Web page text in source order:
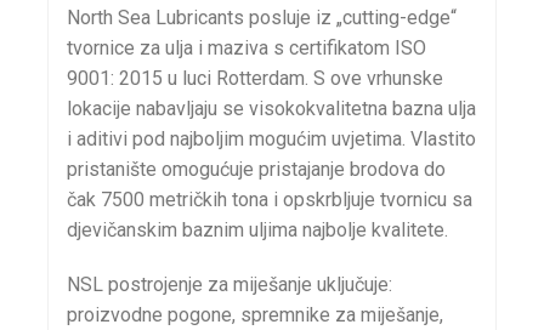
North Sea Lubricants posluje iz „cutting-edge“
tvornice za ulja i maziva s certifikatom ISO
9001: 2015 u luci Rotterdam. S ove vrhunske
lokacije nabavljaju se visokokvalitetna bazna ulja
i aditivi pod najboljim mogućim uvjetima. Vlastito
pristanište omogućuje pristajanje brodova do
čak 7500 metričkih tona i opskrbljuje tvornicu sa
djevičanskim baznim uljima najbolje kvalitete.
NSL postrojenje za miješanje uključuje:
proizvodne pogone, spremnike za miješanje,